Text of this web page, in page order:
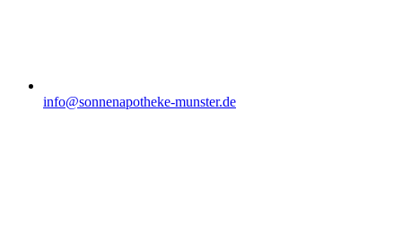
info@sonnenapotheke-munster.de